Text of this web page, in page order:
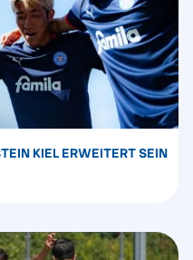
KIEL ERWEITERT SEIN